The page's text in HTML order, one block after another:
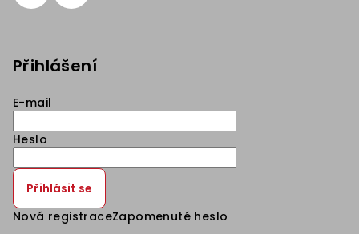
Přihlášení
E-mail
Heslo
Přihlásit se
Nová registraceZapomenuté heslo